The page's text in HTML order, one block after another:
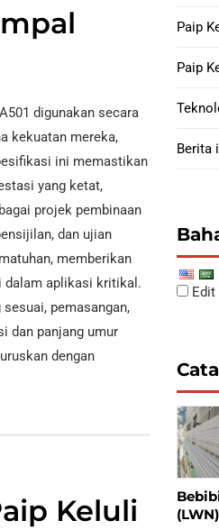
digunakan secara
kekuatan mereka,
ini memastikan
yang ketat,
projek pembinaan
dan ujian
memberikan
dalam aplikasi kritikal.
pemasangan,
dan panjang umur
dengan
Keluli
Paip
Paip
Berita
Edit
(LWN)